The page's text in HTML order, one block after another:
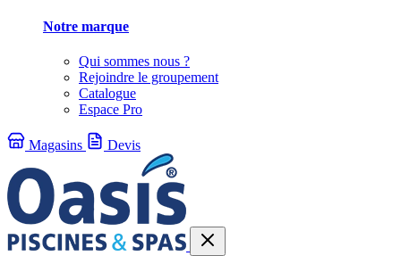
Notre marque
Qui sommes nous ?
Rejoindre le groupement
Catalogue
Espace Pro
Magasins Devis